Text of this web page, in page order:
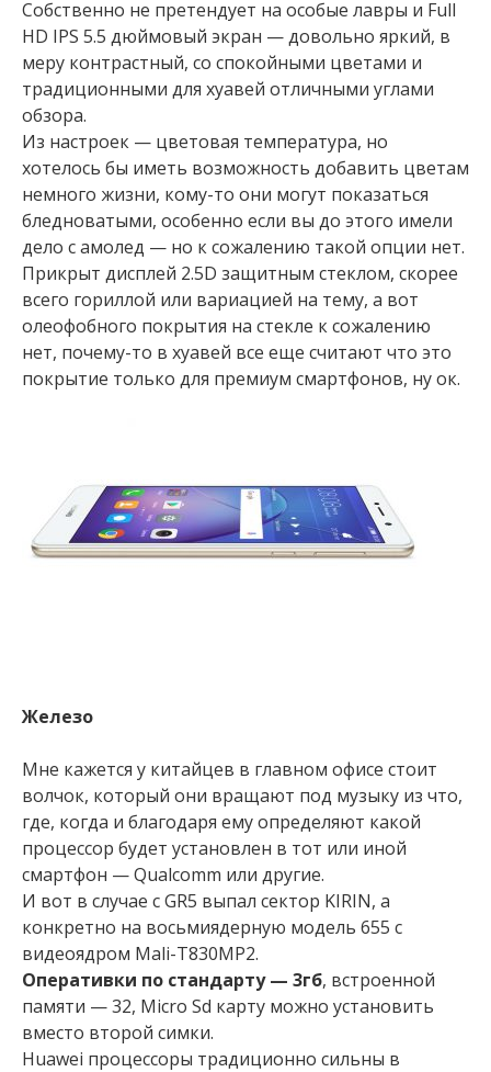
Собственно не претендует на особые лавры и Full
HD IPS 5.5 дюймовый экран — довольно яркий, в
меру контрастный, со спокойными цветами и
традиционными для хуавей отличными углами
обзора.
Из настроек — цветовая температура, но
хотелось бы иметь возможность добавить цветам
немного жизни, кому-то они могут показаться
бледноватыми, особенно если вы до этого имели
дело с амолед — но к сожалению такой опции нет.
Прикрыт дисплей 2.5D защитным стеклом, скорее
всего гориллой или вариацией на тему, а вот
олеофобного покрытия на стекле к сожалению
нет, почему-то в хуавей все еще считают что это
покрытие только для премиум смартфонов, ну ок.
Железо
Мне кажется у китайцев в главном офисе стоит
волчок, который они вращают под музыку из что,
где, когда и благодаря ему определяют какой
процессор будет установлен в тот или иной
смартфон — Qualcomm или другие.
И вот в случае с GR5 выпал сектор KIRIN, а
конкретно на восьмиядерную модель 655 c
видеоядром Mali-T830MP2.
Оперативки по стандарту — 3гб, встроенной
памяти — 32, Micro Sd карту можно установить
вместо второй симки.
Huawei процессоры традиционно сильны в